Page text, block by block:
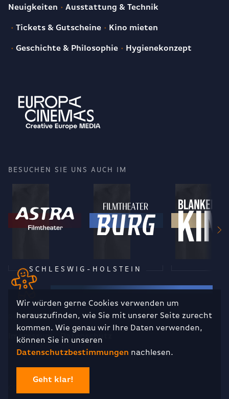
Wir würden gerne Cookies verwenden um
herauszufinden, wie Sie mit unserer Seite zurecht
kommen. Wie genau wir Ihre Daten verwenden,
können Sie in unseren
Datenschutzbestimmungen nachlesen.
Geht klar!
Neuigkeiten Ausstattung & Technik
Tickets & Gutscheine Kino mieten
Geschichte & Philosophie Hygienekonzept
BESUCHEN SIE UNS AUCH IM
SCHLESWIG-HOLSTEIN
RECHTLICHES
Impressum Datenschutz